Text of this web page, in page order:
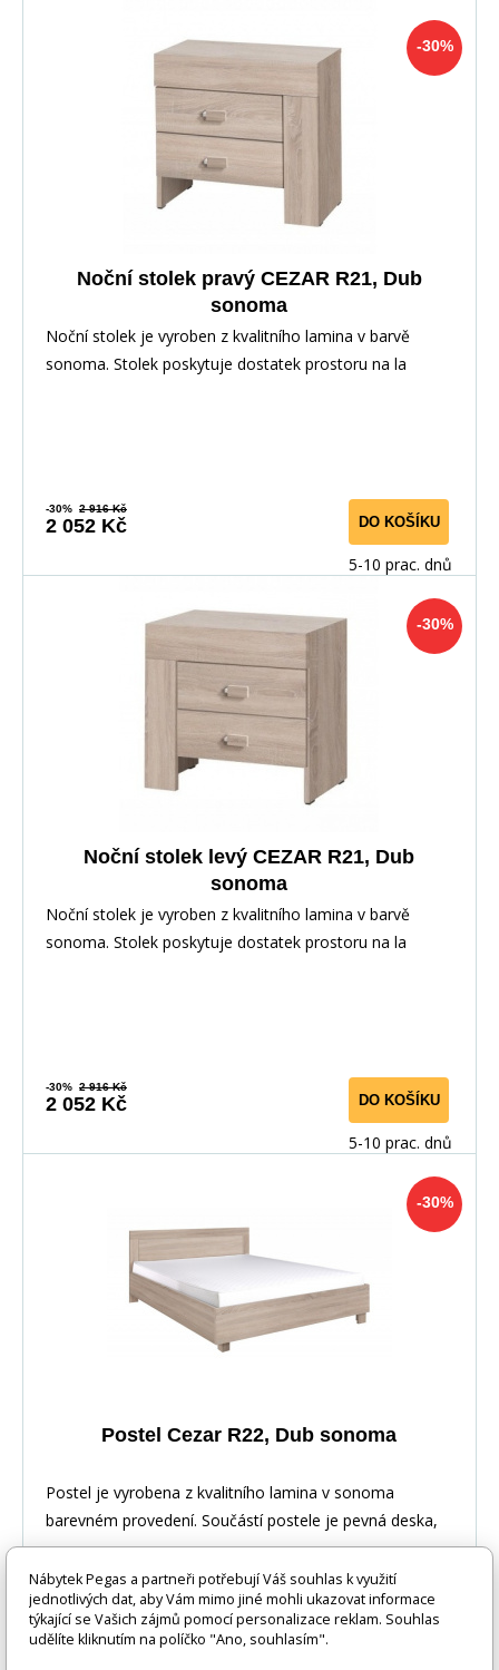
-30%
Noční stolek pravý CEZAR R21, Dub
sonoma
Noční stolek je vyroben z kvalitního lamina v barvě
sonoma. Stolek poskytuje dostatek prostoru na la
-30% 2 916 Kč
2 052 Kč DO KOŠÍKU
5-10 prac. dnů
-30%
Noční stolek levý CEZAR R21, Dub
sonoma
Noční stolek je vyroben z kvalitního lamina v barvě
sonoma. Stolek poskytuje dostatek prostoru na la
-30% 2 916 Kč
2 052 Kč DO KOŠÍKU
5-10 prac. dnů
-30%
Postel Cezar R22, Dub sonoma
Postel je vyrobena z kvalitního lamina v sonoma
barevném provedení. Součástí postele je pevná deska,
Nábytek Pegas a partneři potřebují Váš souhlas k využití
jednotlivých dat, aby Vám mimo jiné mohli ukazovat informace
týkající se Vašich zájmů pomocí personalizace reklam. Souhlas
udělíte kliknutím na políčko "Ano, souhlasím".